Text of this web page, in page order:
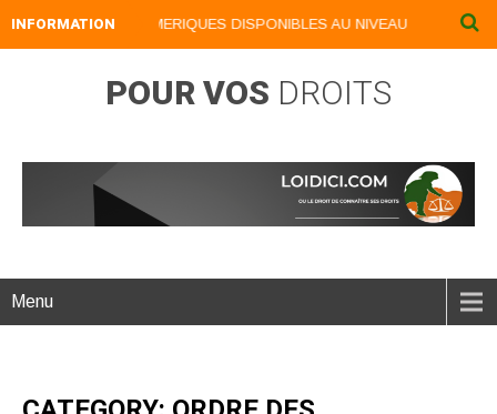
INFORMATION
NOS LIVRES NUMERIQUES DISPONIBLES AU NIVEAU DU MENU
POUR VOS DROITS
Menu